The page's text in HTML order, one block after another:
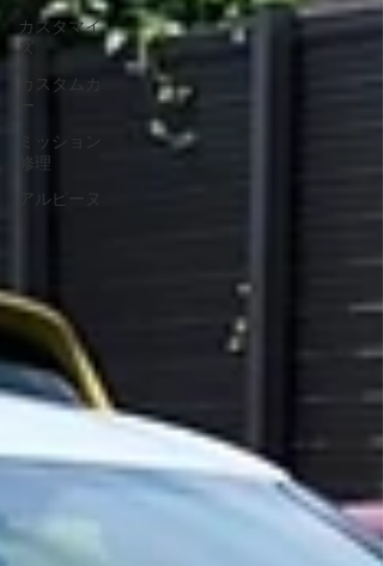
カスタマイ
ズ
カスタムカ
ー
ミッション
修理
アルピーヌ